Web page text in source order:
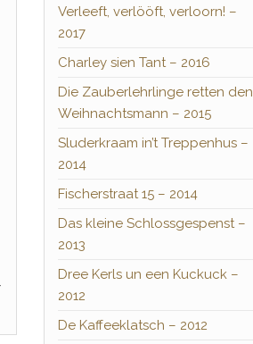
Verleeft, verlööft, verloorn! –
2017
Charley sien Tant – 2016
Die Zauberlehrlinge retten den
Weihnachtsmann – 2015
Sluderkraam in’t Treppenhus –
2014
Fischerstraat 15 – 2014
Das kleine Schlossgespenst –
2013
Dree Kerls un een Kuckuck –
2012
De Kaffeeklatsch – 2012